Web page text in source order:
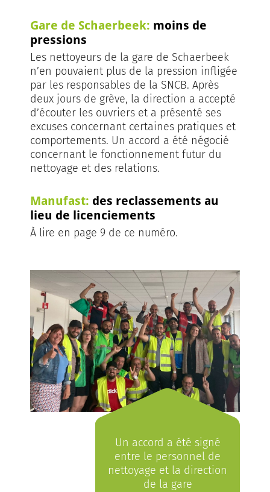
Gare de Schaerbeek: moins de
pressions
Les nettoyeurs de la gare de Schaerbeek
n’en pouvaient plus de la pression infligée
par les responsables de la SNCB. Après
deux jours de grève, la direction a accepté
d’écouter les ouvriers et a présenté ses
excuses concernant certaines pratiques et
comportements. Un accord a été négocié
concernant le fonctionnement futur du
nettoyage et des relations.
Manufast: des reclassements au
lieu de licenciements
À lire en page 9 de ce numéro.
Un accord a été signé
entre le personnel de
nettoyage et la direction
de la gare